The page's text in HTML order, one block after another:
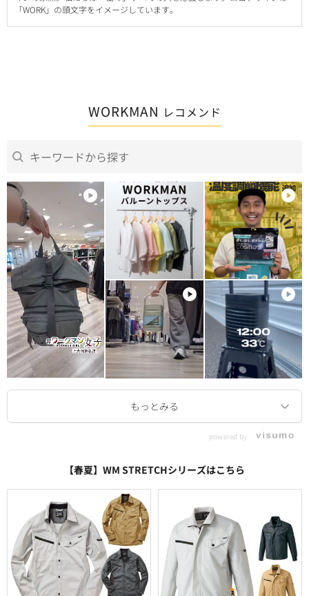
「WORK」の頭文字をイメージしています。
WORKMAN レコメンド
powered by
【春夏】WM STRETCHシリーズはこちら